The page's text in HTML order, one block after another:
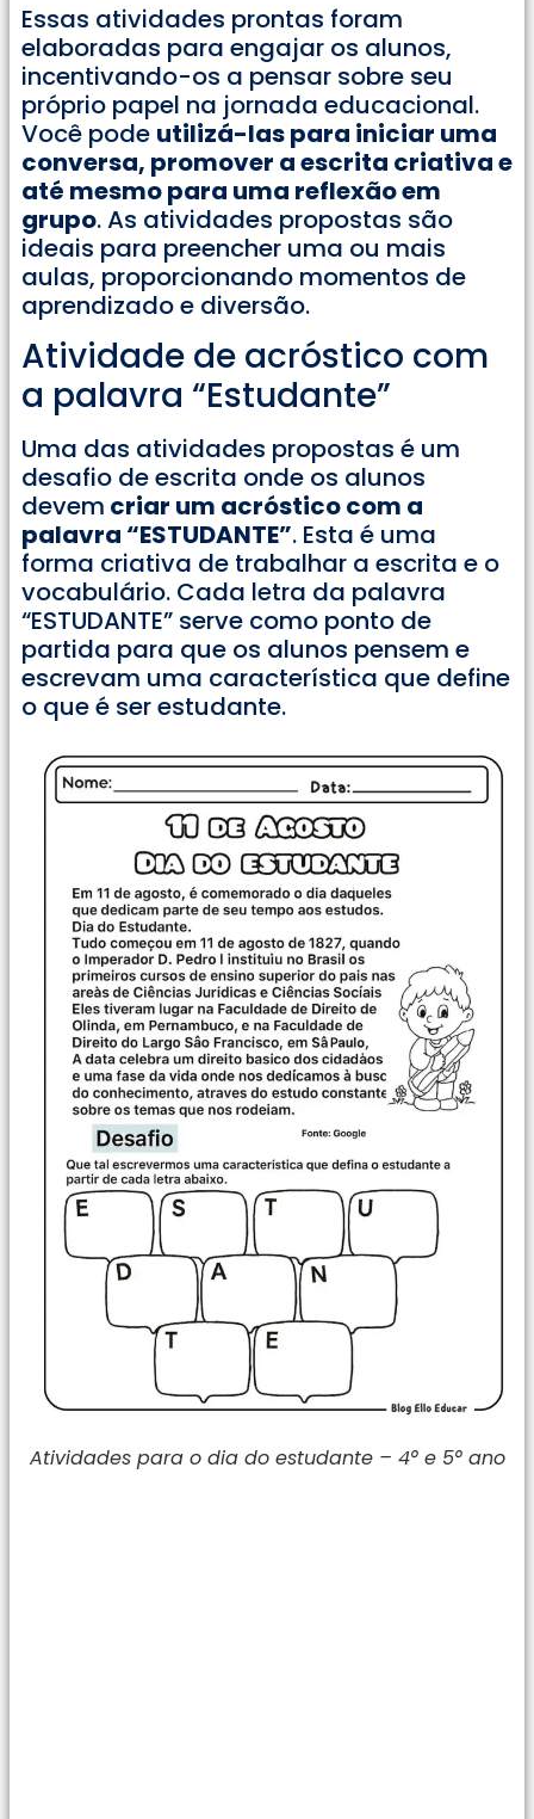
Essas atividades prontas foram
elaboradas para engajar os alunos,
incentivando-os a pensar sobre seu
próprio papel na jornada educacional.
Você pode utilizá-las para iniciar uma
conversa, promover a escrita criativa e
até mesmo para uma reflexão em
grupo. As atividades propostas são
ideais para preencher uma ou mais
aulas, proporcionando momentos de
aprendizado e diversão.
Atividade de acróstico com
a palavra “Estudante”
Uma das atividades propostas é um
desafio de escrita onde os alunos
devem criar um acróstico com a
palavra “ESTUDANTE”. Esta é uma
forma criativa de trabalhar a escrita e o
vocabulário. Cada letra da palavra
“ESTUDANTE” serve como ponto de
partida para que os alunos pensem e
escrevam uma característica que define
o que é ser estudante.
Atividades para o dia do estudante – 4° e 5° ano